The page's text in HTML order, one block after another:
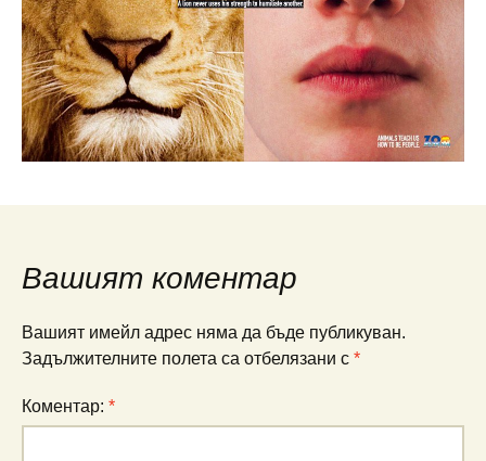
Вашият коментар
Вашият имейл адрес няма да бъде публикуван.
Задължителните полета са отбелязани с *
Коментар: *